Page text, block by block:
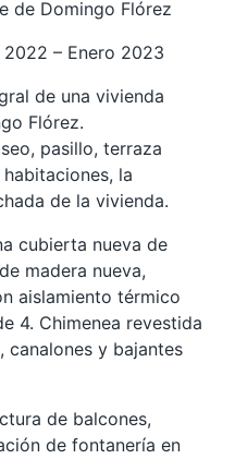
de Domingo Flórez
2022 – Enero 2023
de una vivienda
Flórez.
pasillo, terraza
la
de la vivienda.
cubierta nueva de
madera nueva,
aislamiento térmico
4. Chimenea revestida
canalones y bajantes
de balcones,
de fontanería en